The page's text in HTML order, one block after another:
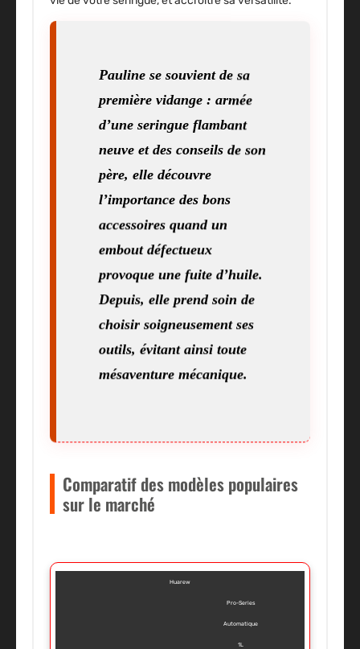
Pauline se souvient de sa
première vidange : armée
d’une seringue flambant
neuve et des conseils de son
père, elle découvre
l’importance des bons
accessoires quand un
embout défectueux
provoque une fuite d’huile.
Depuis, elle prend soin de
choisir soigneusement ses
outils, évitant ainsi toute
mésaventure mécanique.
Comparatif des modèles populaires
sur le marché
Huarew
Pro-Series
Automatique
1L